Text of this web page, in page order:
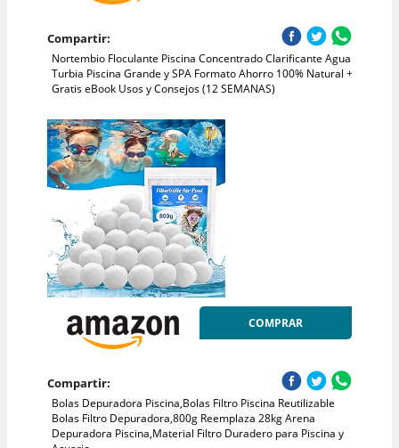
Compartir:
Nortembio Floculante Piscina Concentrado Clarificante Agua
Turbia Piscina Grande y SPA Formato Ahorro 100% Natural +
Gratis eBook Usos y Consejos (12 SEMANAS)
COMPRAR
Compartir:
Bolas Depuradora Piscina,Bolas Filtro Piscina Reutilizable
Bolas Filtro Depuradora,800g Reemplaza 28kg Arena
Depuradora Piscina,Material Filtro Duradero para Piscina y